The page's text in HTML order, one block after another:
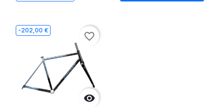
-202,00 €

favorite_border